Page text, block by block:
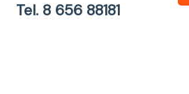
Tel. 8 656 88181